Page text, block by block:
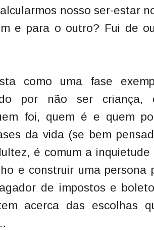
nosso ser-estar
e para o outro? Fui de
como uma fase
por não ser criança,
foi, quem é e quem
da vida (se bem
é comum a inquietude
e construir uma persona
de impostos e
acerca das escolhas